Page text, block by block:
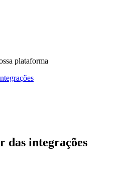
plataforma
das integrações